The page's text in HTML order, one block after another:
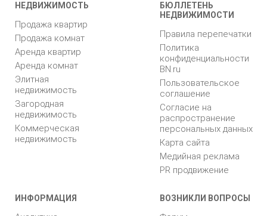
НЕДВИЖИМОСТЬ
Продажа квартир
Продажа комнат
Аренда квартир
Аренда комнат
Элитная
недвижимость
Загородная
недвижимость
Коммерческая
недвижимость
БЮЛЛЕТЕНЬ
НЕДВИЖИМОСТИ
Правила перепечатки
Политика
конфиденциальности
BN.ru
Пользовательское
соглашение
Согласие на
распространение
персональных данных
Карта сайта
Медийная реклама
PR продвижение
ИНФОРМАЦИЯ ВОЗНИКЛИ ВОПРОСЫ